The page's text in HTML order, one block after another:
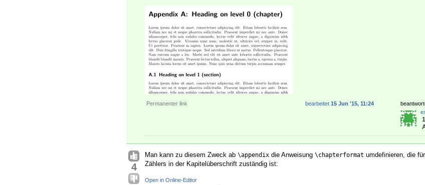
Permanenter link bearbeitet 15 Jun '15, 11:24
4
Man kann zu diesem Zweck ab \appendix die Anweisung \chapterformat umdefinieren, die
Zählers in der Kapitelüberschrift zuständig ist:
Open in Online-Editor